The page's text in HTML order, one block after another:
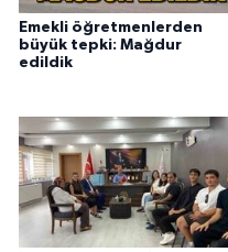
Emekli öğretmenlerden
büyük tepki: Mağdur
edildik